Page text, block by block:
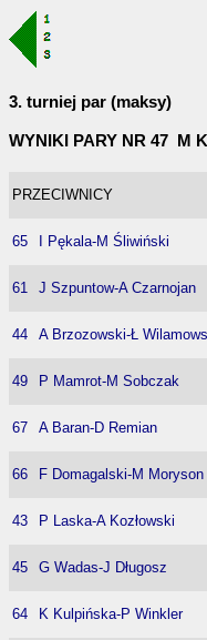
3. turniej par (maksy)
WYNIKI PARY NR
PRZECIWNICY
65 I Pękala-M Śliwiński
61 J Szpuntow-A Czarnojan
44 A Brzozowski-Ł
49 P Mamrot-M Sobczak
67 A Baran-D Remian
66 F Domagalski-M Moryson
43 P Laska-A Kozłowski
45 G Wadas-J Długosz
64 K Kulpińska-P Winkler